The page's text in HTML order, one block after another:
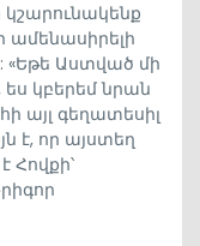
«Եթե Աստված մի
կբերեմ նրան
այլ գեղատեսիլ
է, որ այստեղ
Հովքի՝